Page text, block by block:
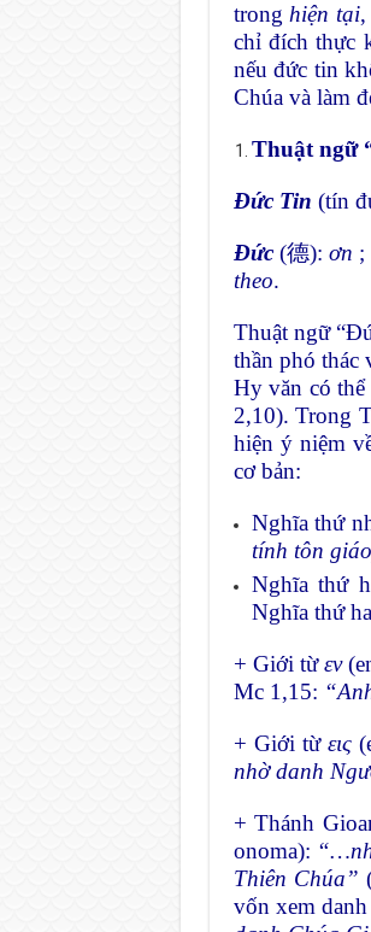
trong hiện tại
chỉ đích thực
nếu đức tin
Chúa và làm
Thuật ngữ
Đức Tin (tín
Đức(德): ơn ;
theo.
Thuật ngữ
thần phó thác
Hy văn có
2,10). Trong
hiện ý niệm
cơ bản:
Nghĩa thứ
tính tôn
Nghĩa thứ
Nghĩa thứ
+ Giới từεν
Mc 1,15:
+ Giới từ εις
nhờ danh
+ Thánh
onoma):
Thiên Chúa”
vốn xem